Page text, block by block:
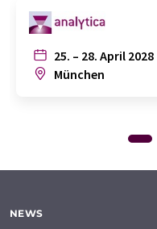
25. – 28. April 2028
München
NEWS